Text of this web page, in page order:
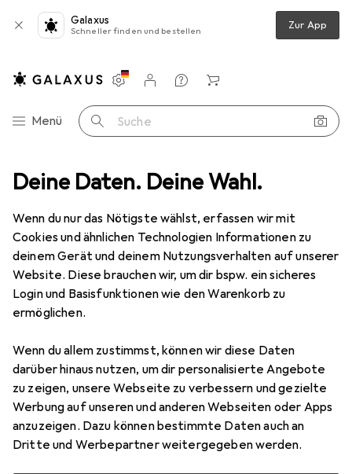
Deine Daten. Deine Wahl.
Wenn du nur das Nötigste wählst, erfassen wir mit
Cookies und ähnlichen Technologien Informationen zu
deinem Gerät und deinem Nutzungsverhalten auf unserer
Website. Diese brauchen wir, um dir bspw. ein sicheres
Login und Basisfunktionen wie den Warenkorb zu
ermöglichen.
Wenn du allem zustimmst, können wir diese Daten
darüber hinaus nutzen, um dir personalisierte Angebote
zu zeigen, unsere Webseite zu verbessern und gezielte
Werbung auf unseren und anderen Webseiten oder Apps
anzuzeigen. Dazu können bestimmte Daten auch an
Dritte und Werbepartner weitergegeben werden.
Galaxus
Schneller finden und bestellen Zur App
Navigation nach Kategorien
Menü Suche
Einstellungen
Kundenkonto
Vergleichslisten
Merklisten
Warenkorb
Objektivfilter Zubehör Caruba Step up/down Ring 52mm 46mm
5 Bilder
MENGENRABATT
Caruba Step up/down Ring 52mm
46mm
Objektivfilter Adapter
Preis in EUR inkl. MwSt.
EUR
13,22